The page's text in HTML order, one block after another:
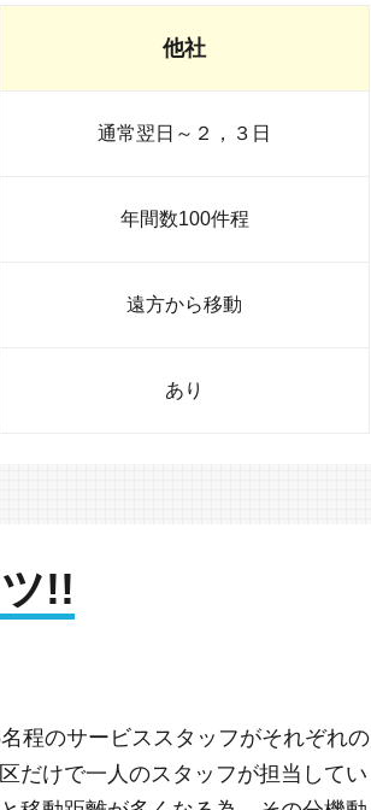
他社
通常翌日～２，３日
年間数100件程
遠方から移動
あり
!!
程のサービススタッフがそれぞれの
だけで一人のスタッフが担当してい